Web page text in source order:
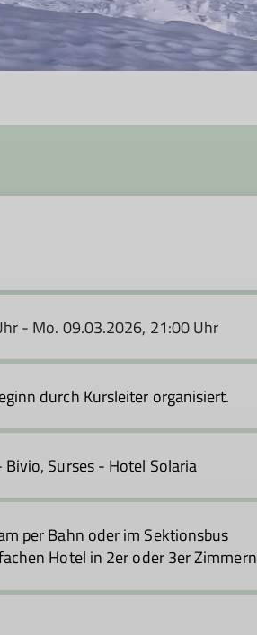
- Mo. 09.03.2026, 21:00 Uhr
durch Kursleiter organisiert.
Surses - Hotel Solaria
per Bahn oder im Sektionsbus
Hotel in 2er oder 3er Zimmern